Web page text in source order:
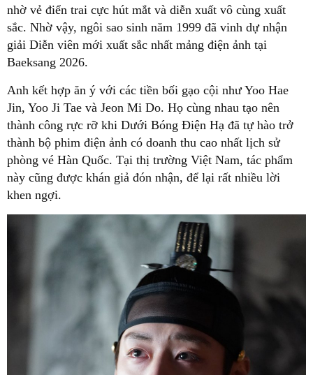
nhờ vẻ điển trai cực hút mắt và diễn xuất vô cùng xuất
sắc. Nhờ vậy, ngôi sao sinh năm 1999 đã vinh dự nhận
giải Diễn viên mới xuất sắc nhất mảng điện ảnh tại
Baeksang 2026.
Anh kết hợp ăn ý với các tiền bối gạo cội như Yoo Hae
Jin, Yoo Ji Tae và Jeon Mi Do. Họ cùng nhau tạo nên
thành công rực rỡ khi Dưới Bóng Điện Hạ đã tự hào trở
thành bộ phim điện ảnh có doanh thu cao nhất lịch sử
phòng vé Hàn Quốc. Tại thị trường Việt Nam, tác phẩm
này cũng được khán giả đón nhận, để lại rất nhiều lời
khen ngợi.